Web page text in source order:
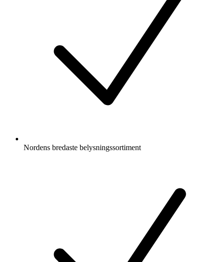
Nordens bredaste belysningssortiment